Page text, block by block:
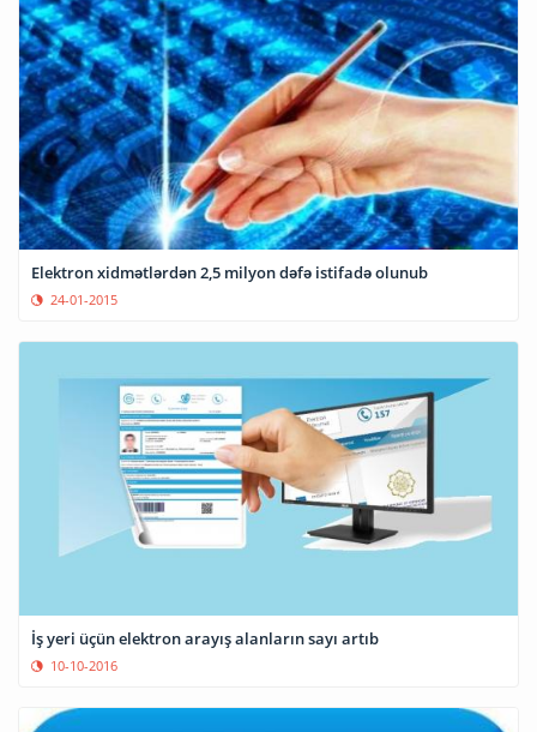
Elektron xidmətlərdən 2,5 milyon dəfə istifadə olunub
24-01-2015
İş yeri üçün elektron arayış alanların sayı artıb
10-10-2016